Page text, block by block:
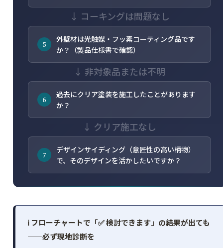
↓ コーキングは問題なし
5
外壁材は光触媒・フッ素コーティング品です
か？（製品仕様書で確認）
↓ 非対象品または不明
6
過去にクリア塗装を施工したことがあります
か？
↓ クリア施工なし
7
デザインサイディング（意匠性の高い柄物）
で、そのデザインを活かしたいですか？
ℹ️ フローチャートで「✅ 検討できます」の結果が出ても
——必ず現地診断を